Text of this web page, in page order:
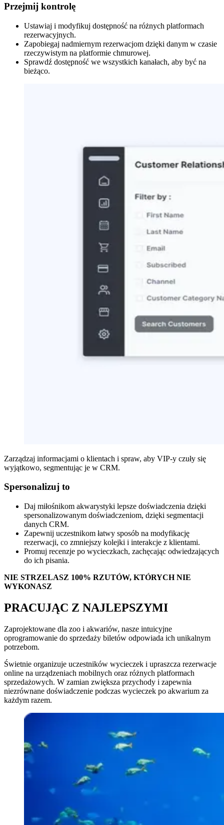
Przejmij kontrolę
Ustawiaj i modyfikuj dostępność na różnych platformach
rezerwacyjnych.
Zapobiegaj nadmiernym rezerwacjom dzięki danym w czasie
rzeczywistym na platformie chmurowej.
Sprawdź dostępność we wszystkich kanałach, aby być na
bieżąco.
Zarządzaj informacjami o klientach i spraw, aby VIP-y czuły się
wyjątkowo, segmentując je w CRM.
Spersonalizuj to
Daj miłośnikom akwarystyki lepsze doświadczenia dzięki
spersonalizowanym doświadczeniom, dzięki segmentacji
danych CRM.
Zapewnij uczestnikom łatwy sposób na modyfikację
rezerwacji, co zmniejszy kolejki i interakcje z klientami.
Promuj recenzje po wycieczkach, zachęcając odwiedzających
do ich pisania.
NIE STRZELASZ 100% RZUTÓW, KTÓRYCH NIE
WYKONASZ
PRACUJĄC Z NAJLEPSZYMI
Zaprojektowane dla zoo i akwariów, nasze intuicyjne
oprogramowanie do sprzedaży biletów odpowiada ich unikalnym
potrzebom.
Świetnie organizuje uczestników wycieczek i upraszcza rezerwacje
online na urządzeniach mobilnych oraz różnych platformach
sprzedażowych. W zamian zwiększa przychody i zapewnia
niezrównane doświadczenie podczas wycieczek po akwarium za
każdym razem.